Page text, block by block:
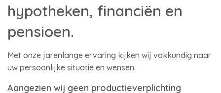
hypotheken, financiën en
pensioen.
Met onze jarenlange ervaring kijken wij vakkundig naar
uw persoonlijke situatie en wensen.
Aangezien wij geen productieverplichting